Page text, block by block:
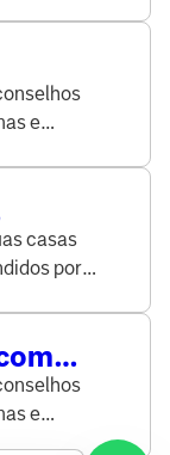
em
e
de Ana
casas
por
e
médicos e